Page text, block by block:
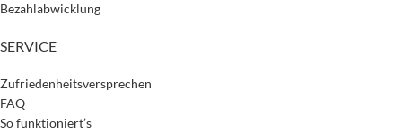
Bezahlabwicklung
SERVICE
Zufriedenheitsversprechen
FAQ
So funktioniert’s